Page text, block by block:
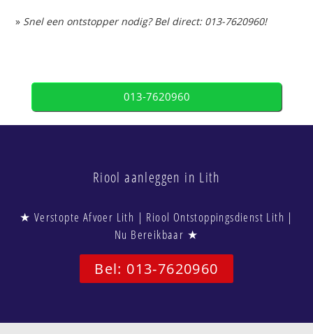
» Snel een ontstopper nodig? Bel direct: 013-7620960!
013-7620960
Riool aanleggen in Lith
★ Verstopte Afvoer Lith | Riool Ontstoppingsdienst Lith |
Nu Bereikbaar ★
Bel: 013-7620960